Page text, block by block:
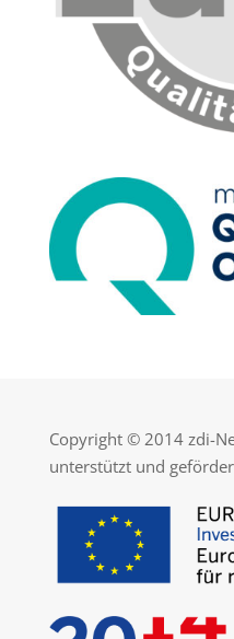
Copyright © 2014 zdi-
unterstützt und